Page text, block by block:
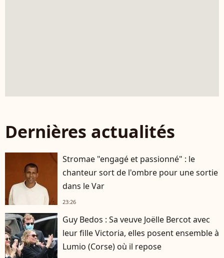
Dernières actualités
Stromae "engagé et passionné" : le
chanteur sort de l'ombre pour une sortie
dans le Var
23:26
Guy Bedos : Sa veuve Joëlle Bercot avec
leur fille Victoria, elles posent ensemble à
Lumio (Corse) où il repose